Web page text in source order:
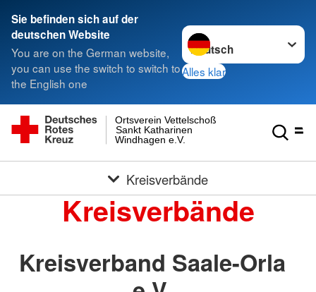
Sie befinden sich auf der
deutschen Website
You are on the German website,
you can use the switch to switch to
the English one
Sprache wechseln zu
Alles klar
Windhagen e.V.
Sankt Katharinen
Ortsverein Vettelschoß
Kreisverbände
Kreisverbände
Kreisverband Saale-Orla